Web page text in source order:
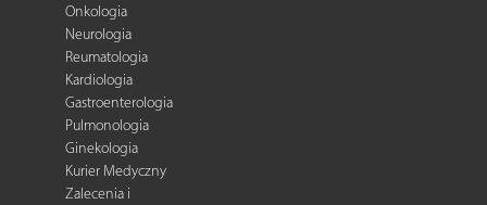
Onkologia
Neurologia
Reumatologia
Kardiologia
Gastroenterologia
Pulmonologia
Ginekologia
Kurier Medyczny
Zalecenia i